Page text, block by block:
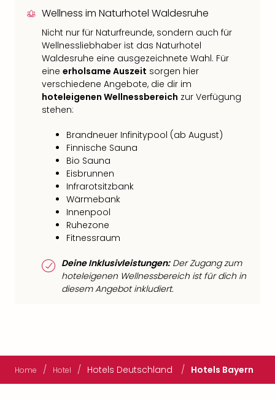
Wellness im Naturhotel Waldesruhe
Nicht nur für Naturfreunde, sondern auch für
Wellnessliebhaber ist das Naturhotel
Waldesruhe eine ausgezeichnete Wahl. Für
eine erholsame Auszeit sorgen hier
verschiedene Angebote, die dir im
hoteleigenen Wellnessbereich zur Verfügung
stehen:
Brandneuer Infinitypool (ab August)
Finnische Sauna
Bio Sauna
Eisbrunnen
Infrarotsitzbank
Wärmebank
Innenpool
Ruhezone
Fitnessraum
Deine Inklusivleistungen:Der Zugang zum
hoteleigenen Wellnessbereich ist für dich in
diesem Angebot inkludiert.
Home / Hotel / Hotels Deutschland / Hotels Bayern